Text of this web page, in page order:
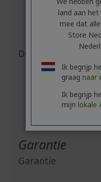
Document-/
Garantie
Garantie
land aan
mee dat
Store
Ik begrijp
graag naar
Ik begrijp
mijn lokale